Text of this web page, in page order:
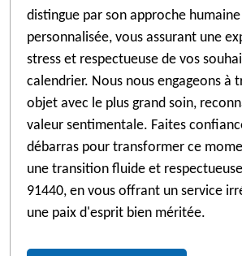
distingue par son approche
personnalisée, vous assurant une
stress et respectueuse de vos
calendrier. Nous nous engageons à
objet avec le plus grand soin,
valeur sentimentale. Faites
débarras pour transformer ce
une transition fluide et
91440, en vous offrant un service
une paix d'esprit bien méritée.